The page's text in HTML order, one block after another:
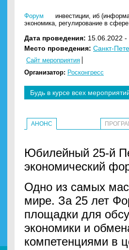
Форум инвестиции, иб
экономика, регулирование в
Дата проведения: 15.06.2022
Место проведения: Санкт-
Сайт мероприятия
Организатор: Росконгресс
Будь в курсе всех
АНОНС
Юбилейный 25-й
экономический
Одно из самых
мире. За 25 лет
площадки для
экономики и
компетенциями в